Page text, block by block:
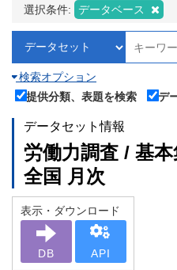
選択条件: データベース
検索オプション
提供分類、表題を検索
デ
データセット情報
労働力調査 / 基
全国 月次
表示・ダウンロード
DB API